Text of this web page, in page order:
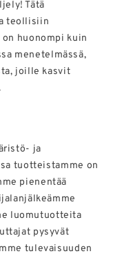
Tätä
teollisiin
huonompi kuin
menetelmässä,
joille kasvit
ja
tuotteistamme on
pienentää
luomutuotteita
pysyvät
tulevaisuuden